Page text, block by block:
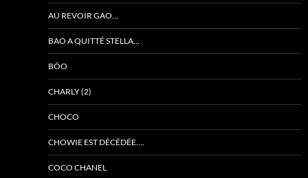
AU REVOIR GAO…
BAO A QUITTÉ STELLA…
BÔO
CHARLY (2)
CHOCO
CHOWIE EST DÉCÉDÉE….
COCO CHANEL